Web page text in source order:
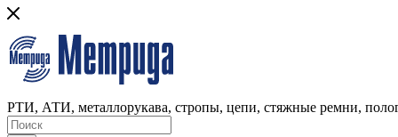
РТИ, АТИ, металлорукава, стропы, цепи, стяжные ремни,